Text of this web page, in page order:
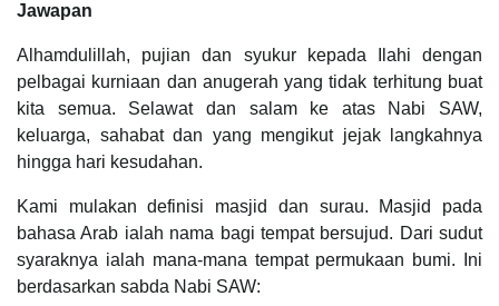
Jawapan
Alhamdulillah, pujian dan syukur kepada Ilahi dengan
pelbagai kurniaan dan anugerah yang tidak terhitung buat
kita semua. Selawat dan salam ke atas Nabi SAW,
keluarga, sahabat dan yang mengikut jejak langkahnya
hingga hari kesudahan.
Kami mulakan definisi masjid dan surau. Masjid pada
bahasa Arab ialah nama bagi tempat bersujud. Dari sudut
syaraknya ialah mana-mana tempat permukaan bumi. Ini
berdasarkan sabda Nabi SAW: